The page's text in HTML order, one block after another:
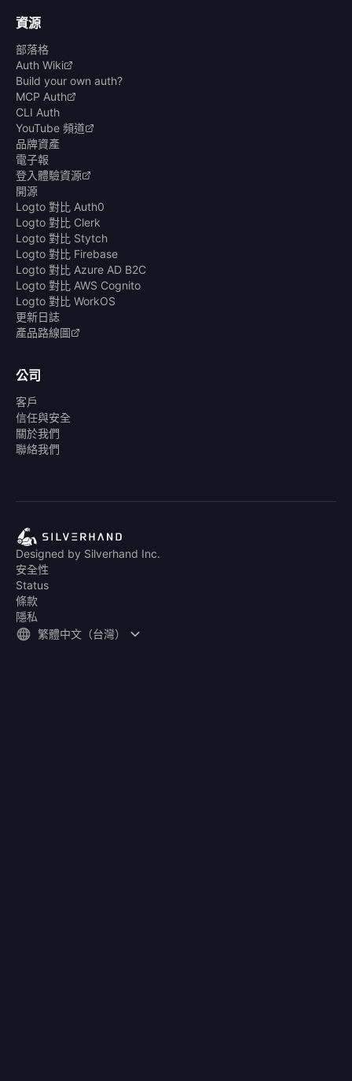
資源
部落格
Auth Wiki
Build your own auth?
MCP Auth
CLI Auth
YouTube 頻道
品牌資產
電子報
登入體驗資源
開源
Logto 對比 Auth0
Logto 對比 Clerk
Logto 對比 Stytch
Logto 對比 Firebase
Logto 對比 Azure AD B2C
Logto 對比 AWS Cognito
Logto 對比 WorkOS
更新日誌
產品路線圖
公司
客戶
信任與安全
關於我們
聯絡我們
Designed by Silverhand Inc.
安全性
Status
條款
隱私
繁體中文（台灣）